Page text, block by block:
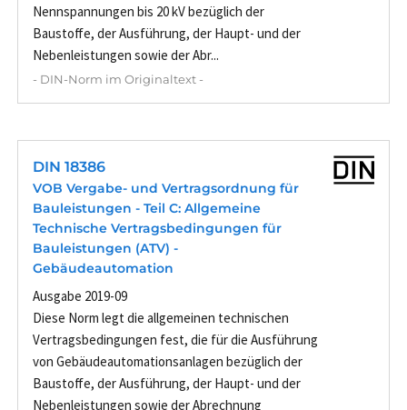
Nennspannungen bis 20 kV bezüglich der
Baustoffe, der Ausführung, der Haupt- und der
Nebenleistungen sowie der Abr...
- DIN-Norm im Originaltext -
DIN 18386
VOB Vergabe- und Vertragsordnung für
Bauleistungen - Teil C: Allgemeine
Technische Vertragsbedingungen für
Bauleistungen (ATV) -
Gebäudeautomation
Ausgabe 2019-09
Diese Norm legt die allgemeinen technischen
Vertragsbedingungen fest, die für die Ausführung
von Gebäudeautomationsanlagen bezüglich der
Baustoffe, der Ausführung, der Haupt- und der
Nebenleistungen sowie der Abrechnung